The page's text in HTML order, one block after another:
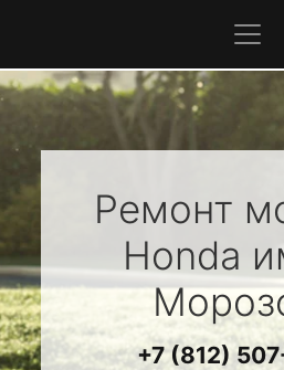
Ремонт
Honda
+7 (812)